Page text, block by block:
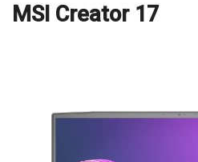
MSI Creator 17